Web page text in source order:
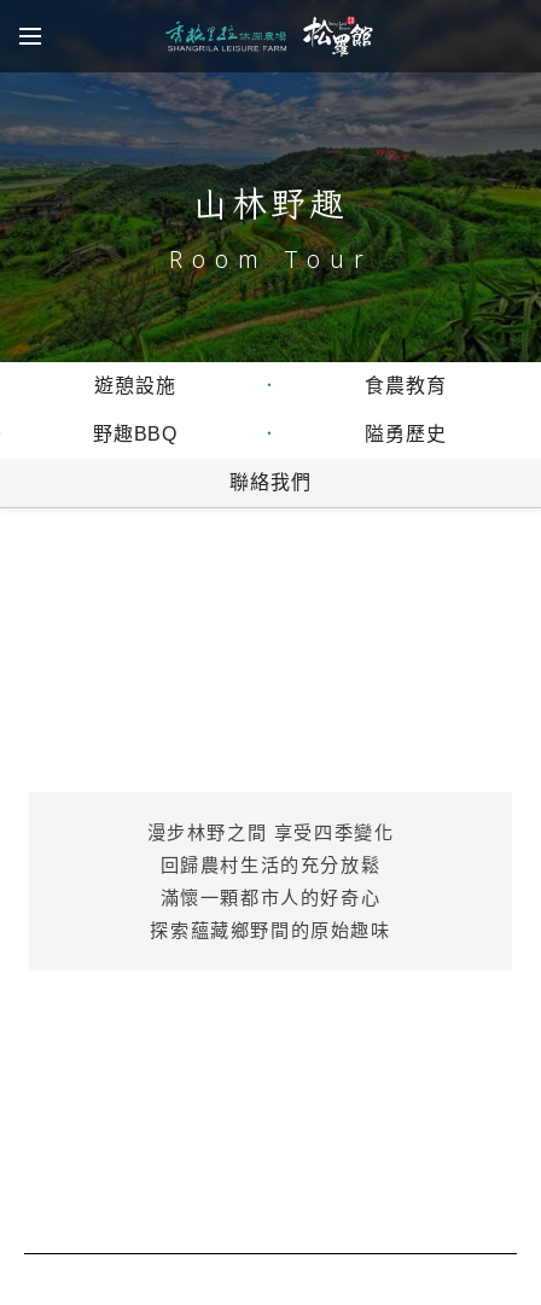
山林野趣
Room Tour
遊憩設施 食農教育
野趣BBQ 隘勇歷史
聯絡我們
漫步林野之間 享受四季變化
回歸農村生活的充分放鬆
滿懷一顆都市人的好奇心
探索蘊藏鄉野間的原始趣味